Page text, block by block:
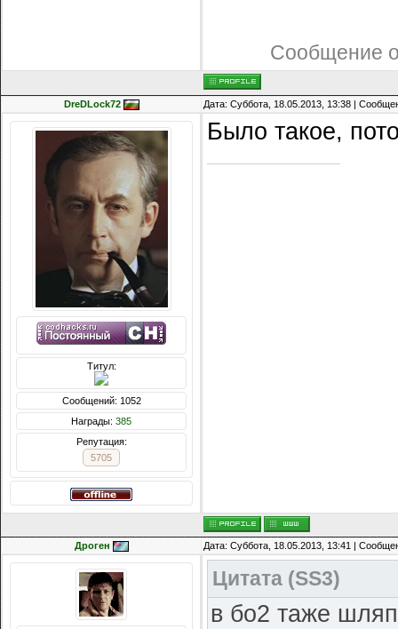
Сообщение
DreDLock72 Дата: Суббота, 18.05.2013, 13:38 |
Титул:
Сообщений: 1052
Награды: 385
Репутация:
5705
Было такое,
Дроген Дата: Суббота, 18.05.2013, 13:41 |
Цитата (SS3)
в бо2 таже